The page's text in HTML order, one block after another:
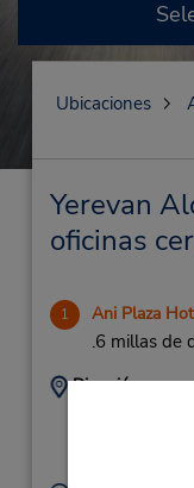
Ubicaciones
Yerevan
oficinas
1 Ani Plaza
.6 millas de
Dirección: